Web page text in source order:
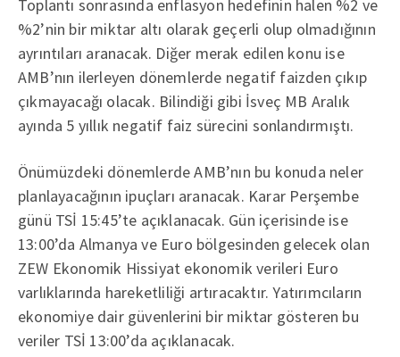
Toplantı sonrasında enflasyon hedefinin halen %2 ve
%2’nin bir miktar altı olarak geçerli olup olmadığının
ayrıntıları aranacak. Diğer merak edilen konu ise
AMB’nın ilerleyen dönemlerde negatif faizden çıkıp
çıkmayacağı olacak. Bilindiği gibi İsveç MB Aralık
ayında 5 yıllık negatif faiz sürecini sonlandırmıştı.
Önümüzdeki dönemlerde AMB’nın bu konuda neler
planlayacağının ipuçları aranacak. Karar Perşembe
günü TSİ 15:45’te açıklanacak. Gün içerisinde ise
13:00’da Almanya ve Euro bölgesinden gelecek olan
ZEW Ekonomik Hissiyat ekonomik verileri Euro
varlıklarında hareketliliği artıracaktır. Yatırımcıların
ekonomiye dair güvenlerini bir miktar gösteren bu
veriler TSİ 13:00’da açıklanacak.